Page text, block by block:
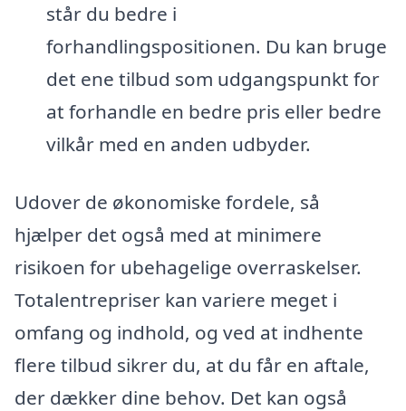
står du bedre i
forhandlingspositionen. Du kan bruge
det ene tilbud som udgangspunkt for
at forhandle en bedre pris eller bedre
vilkår med en anden udbyder.
Udover de økonomiske fordele, så
hjælper det også med at minimere
risikoen for ubehagelige overraskelser.
Totalentrepriser kan variere meget i
omfang og indhold, og ved at indhente
flere tilbud sikrer du, at du får en aftale,
der dækker dine behov. Det kan også